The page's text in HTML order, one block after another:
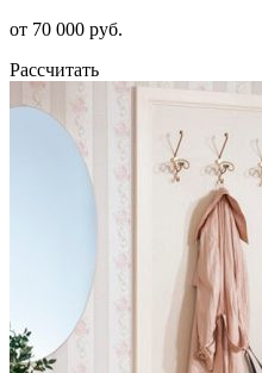
от 70 000 руб.
Рассчитать